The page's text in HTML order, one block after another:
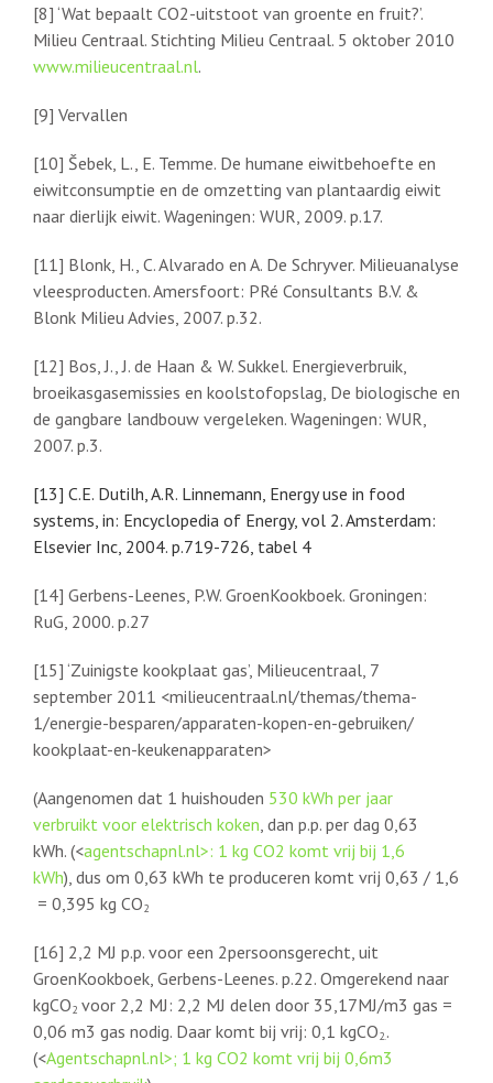
[8] ‘Wat bepaalt CO2-uitstoot van groente en fruit?’.
Milieu Centraal. Stichting Milieu Centraal. 5 oktober 2010
www.milieucentraal.nl.
[9] Vervallen
[10] Šebek, L., E. Temme. De humane eiwitbehoefte en
eiwitconsumptie en de omzetting van plantaardig eiwit
naar dierlijk eiwit. Wageningen: WUR, 2009. p.17.
[11] Blonk, H., C. Alvarado en A. De Schryver. Milieuanalyse
vleesproducten. Amersfoort: PRé Consultants B.V. &
Blonk Milieu Advies, 2007. p.32.
[12] Bos, J., J. de Haan & W. Sukkel. Energieverbruik,
broeikasgasemissies en koolstofopslag, De biologische en
de gangbare landbouw vergeleken. Wageningen: WUR,
2007. p.3.
[13] C.E. Dutilh, A.R. Linnemann, Energy use in food
systems, in: Encyclopedia of Energy, vol 2. Amsterdam:
Elsevier Inc, 2004. p.719-726, tabel 4
[14] Gerbens-Leenes, P.W. GroenKookboek. Groningen:
RuG, 2000. p.27
[15] ‘Zuinigste kookplaat gas’, Milieucentraal, 7
september 2011 <milieucentraal.nl/themas/thema-
1/energie-besparen/apparaten-kopen-en-gebruiken/
kookplaat-en-keukenapparaten>
(Aangenomen dat 1 huishouden 530 kWh per jaar
verbruikt voor elektrisch koken, dan p.p. per dag 0,63
kWh. (<agentschapnl.nl>: 1 kg CO2 komt vrij bij 1,6
kWh), dus om 0,63 kWh te produceren komt vrij 0,63 / 1,6
= 0,395 kg CO2
[16] 2,2 MJ p.p. voor een 2persoonsgerecht, uit
GroenKookboek, Gerbens-Leenes. p.22. Omgerekend naar
kgCO2 voor 2,2 MJ: 2,2 MJ delen door 35,17MJ/m3 gas =
0,06 m3 gas nodig. Daar komt bij vrij: 0,1 kgCO2..
(<Agentschapnl.nl>; 1 kg CO2 komt vrij bij 0,6m3